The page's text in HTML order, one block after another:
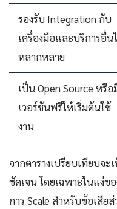
รองรับ Integration กับ
เครื่องมือและบริการอื่น
หลากหลาย
เป็น Open Source หรือ
เวอร์ชันฟรีให้เริ่มต้นใช้
งาน
จากตารางเปรียบเทียบจ
ชัดเจน โดยเฉพาะในแง่
การ Scale สำหรับข้อเสีย